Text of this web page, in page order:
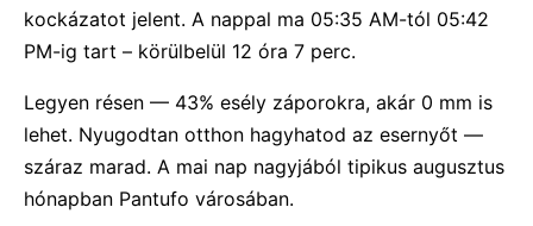
kockázatot jelent. A nappal ma 05:35 AM-tól 05:42
PM-ig tart – körülbelül 12 óra 7 perc.
Legyen résen — 43% esély záporokra, akár 0 mm is
lehet. Nyugodtan otthon hagyhatod az esernyőt —
száraz marad. A mai nap nagyjából tipikus augusztus
hónapban Pantufo városában.